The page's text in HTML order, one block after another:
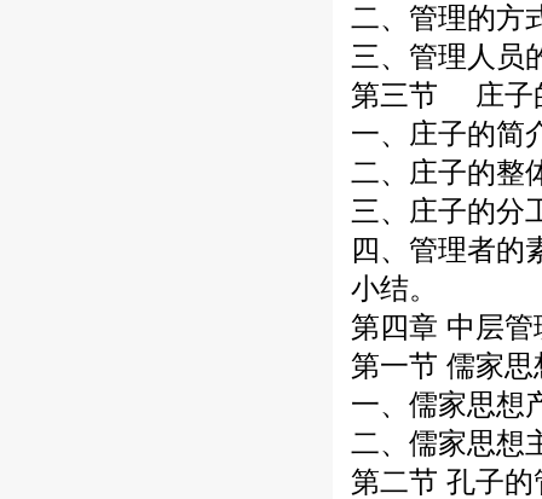
二、管理的方
三、管理人员
第三节 庄子
一、庄子的简
二、庄子的整
三、庄子的分
四、管理者的
小结。
第四章 中层
第一节 儒家思
一、儒家思想
二、儒家思想
第二节 孔子